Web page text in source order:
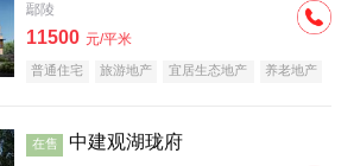
鄢陵
11500 元/平米
普通住宅 旅游地产 宜居生态地产
养老地产
在售 中建观湖珑府